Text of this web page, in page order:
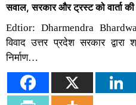
सवाल, सरकार और ट्रस्ट को वार्ता
Edtior: Dharmendra
विवाद उत्तर प्रदेश सरकार द्वारा
निर्माण…